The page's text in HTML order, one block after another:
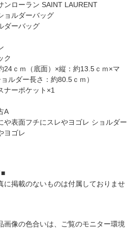
ンローラン SAINT LAURENT
ョルダーバッグ
ダーバッグ
ク
24ｃｍ（底面）×縦：約13.5ｃｍ×マ
ルダー長さ：約80.5ｃｍ）
ナーポケット×1
A
や表面フチにスレやヨゴレ ショルダー
ヨゴレ
に掲載のないものは付属しておりませ
画像の色合いは、ご覧のモニター環境